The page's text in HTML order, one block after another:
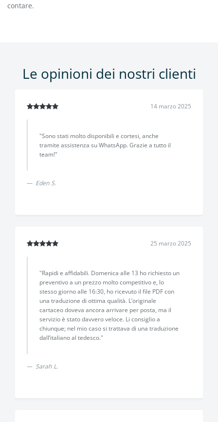
contare.
Le opinioni dei nostri clienti
14 marzo 2025
"Sono stati molto disponibili e cortesi, anche
tramite assistenza su WhatsApp. Grazie a tutto il
team!"
Eden S.
25 marzo 2025
"Rapidi e affidabili. Domenica alle 13 ho richiesto un
preventivo a un prezzo molto competitivo e, lo
stesso giorno alle 16:30, ho ricevuto il file PDF con
una traduzione di ottima qualità. L’originale
cartaceo doveva ancora arrivare per posta, ma il
servizio è stato davvero veloce. Li consiglio a
chiunque; nel mio caso si trattava di una traduzione
dall’italiano al tedesco."
Sarah L.